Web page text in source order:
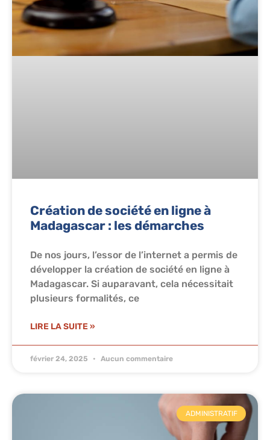
Création de société en ligne à
Madagascar : les démarches
De nos jours, l’essor de l’internet a permis de
développer la création de société en ligne à
Madagascar. Si auparavant, cela nécessitait
plusieurs formalités, ce
LIRE LA SUITE »
février 24, 2025 Aucun commentaire
ADMINISTRATIF